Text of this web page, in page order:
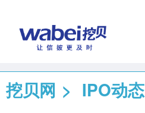
挖贝网 > IPO动态